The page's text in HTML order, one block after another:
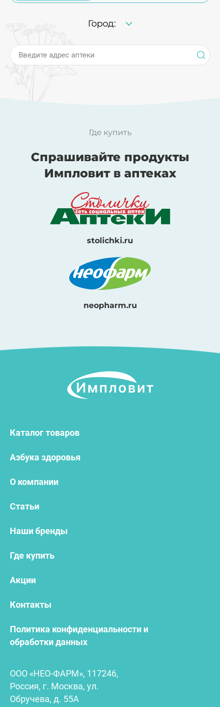
Город:
Введите адрес аптеки
Где купить
Спрашивайте продукты
Импловит в аптеках
stolichki.ru
neopharm.ru
Каталог товаров
Азбука здоровья
О компании
Статьи
Наши бренды
Где купить
Акции
Контакты
Политика конфиденциальности и
обработки данных
ООО «НЕО-ФАРМ», 117246,
Россия, г. Москва, ул.
Обручева, д. 55А